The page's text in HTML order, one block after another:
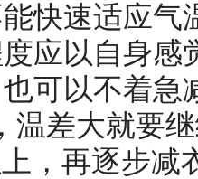
快速适应气
应以自身感
可以不着急
差大就要
，再逐步减